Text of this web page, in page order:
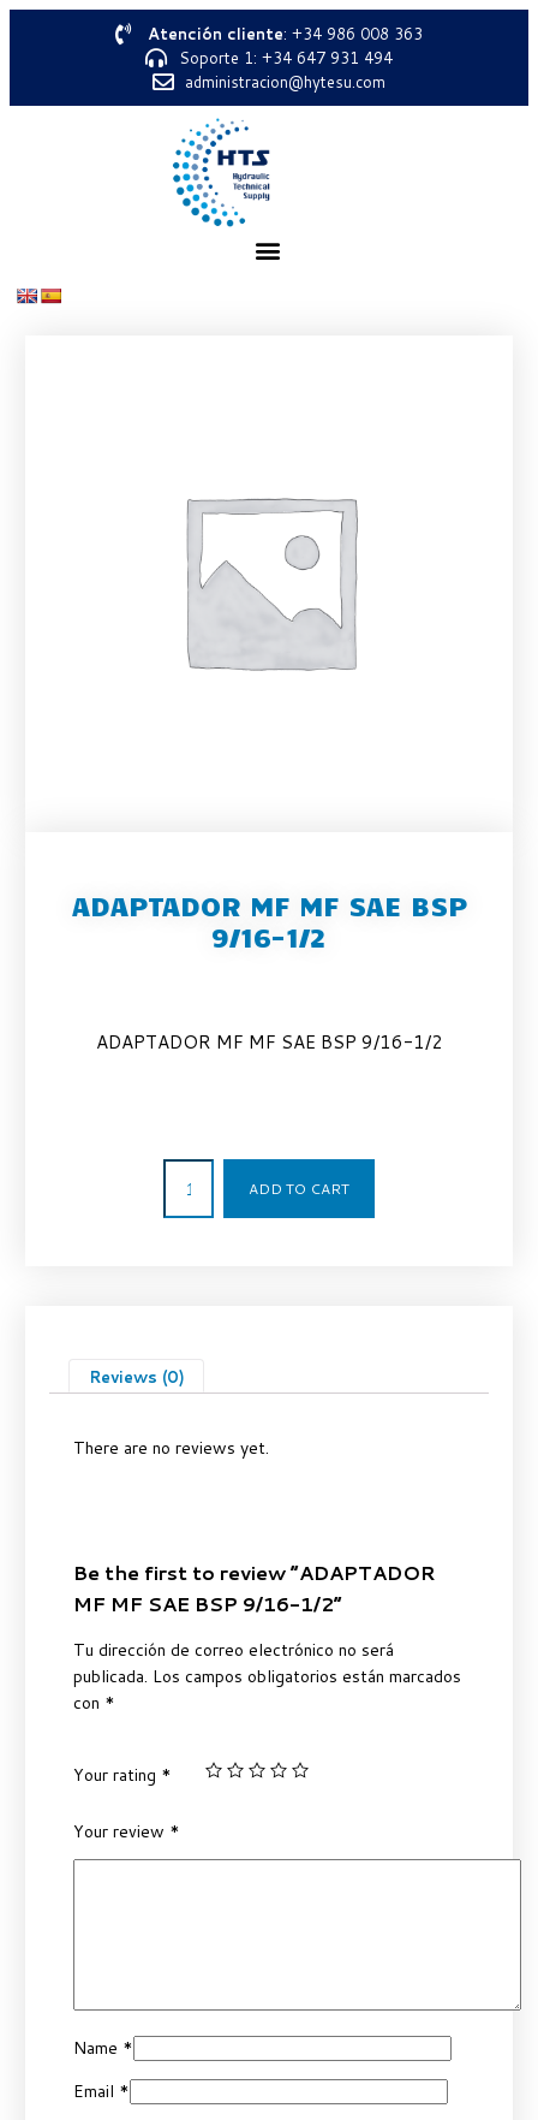
Atención cliente: +34 986 008 363
Soporte 1: +34 647 931 494
administracion@hytesu.com
ADAPTADOR MF MF SAE BSP
9/16-1/2
ADAPTADOR MF MF SAE BSP 9/16-1/2
ADD TO CART
Reviews (0)
There are no reviews yet.
Be the first to review “ADAPTADOR
MF MF SAE BSP 9/16-1/2”
Tu dirección de correo electrónico no será
publicada. Los campos obligatorios están marcados
con *
Your rating *
Your review *
Name *
Email *